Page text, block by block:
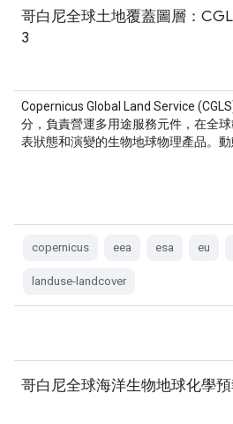
哥白尼全球土地覆蓋圖層：
3
Copernicus Global Land Service
分，負責營運多用途服務元件，在全
表狀態和演變的生物地球物理產品。動
copernicus eea esa eu
landuse-landcover
哥白尼全球海洋生物地球化學